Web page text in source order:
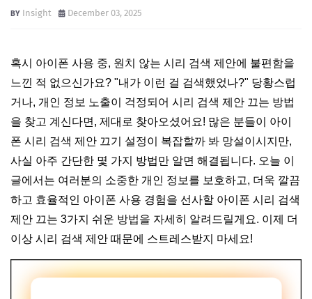
Insight December 03, 2025
혹시 아이폰 사용 중, 원치 않는 시리 검색 제안에 불편함을
느낀 적 없으신가요? "내가 이런 걸 검색했었나?" 당황스럽
거나, 개인 정보 노출이 걱정되어 시리 검색 제안 끄는 방법
을 찾고 계신다면, 제대로 찾아오셨어요! 많은 분들이 아이
폰 시리 검색 제안 끄기 설정이 복잡할까 봐 망설이시지만,
사실 아주 간단한 몇 가지 방법만 알면 해결됩니다. 오늘 이
글에서는 여러분의 소중한 개인 정보를 보호하고, 더욱 깔끔
하고 효율적인 아이폰 사용 경험을 선사할 아이폰 시리 검색
제안 끄는 3가지 쉬운 방법을 자세히 알려드릴게요. 이제 더
이상 시리 검색 제안 때문에 스트레스받지 마세요!